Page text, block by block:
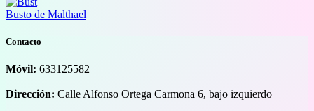
Busto de Malthael
Contacto
Móvil: 633125582
Dirección: Calle Alfonso Ortega Carmona 6, bajo izquierdo